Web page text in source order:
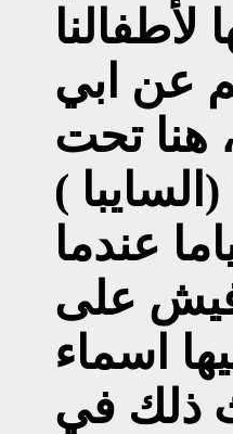
عن ابي
هنا تحت
)
عندما
على
اسماء
ذلك في